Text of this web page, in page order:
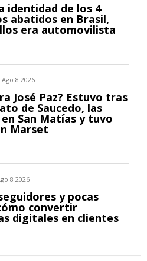
identidad de los 4
abatidos en Brasil,
era automovilista
Ago 8 2026
José Paz? Estuvo tras
de Saucedo, las
San Matías y tuvo
Marset
8 2026
y pocas
convertir
digitales en clientes